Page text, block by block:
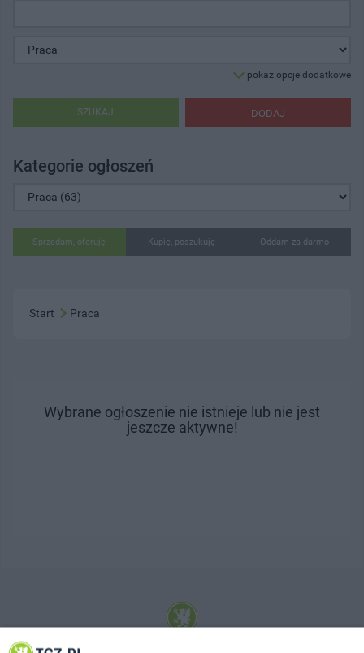
pokaż opcje dodatkowe
DODAJ
SZUKAJ
Kategorie ogłoszeń
Sprzedam, oferuję Kupię, poszukuję Oddam za darmo
Start Praca
Wybrane ogłoszenie nie istnieje lub nie jest
jeszcze aktywne!
© 2001-2026 Tczew - TCZ.PL Sp. z o.o. Internetowy Serwis Informacyjny Miasta